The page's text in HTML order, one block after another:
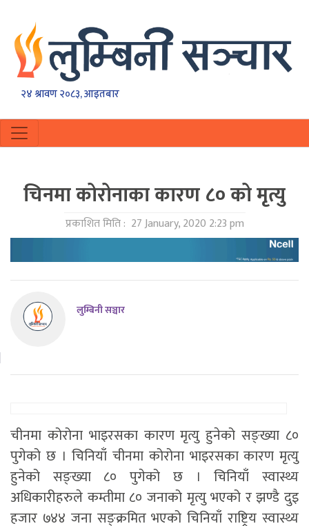
२४ श्रावण २०८३, आइतबार
चिनमा कोरोनाका कारण ८० को मृत्यु
प्रकाशित मिति : 27 January, 2020 2:23 pm
लुम्बिनी सञ्चार
चीनमा कोरोना भाइरसका कारण मृत्यु हुनेको सङ्ख्या ८०
पुगेको छ । चिनियाँ चीनमा कोरोना भाइरसका कारण मृत्यु
हुनेको सङ्ख्या ८० पुगेको छ । चिनियाँ स्वास्थ्य
अधिकारीहरुले कम्तीमा ८० जनाको मृत्यु भएको र झण्डै दुइ
हजार ७४४ जना सङ्क्रमित भएको चिनियाँ राष्ट्रिय स्वास्थ्य